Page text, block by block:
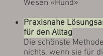
Wesen «Hund»
Praxisnahe
für den Alltag
Die schönste
nichts, wenn sie für